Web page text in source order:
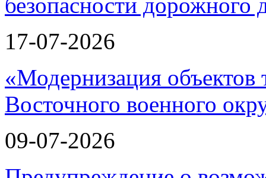
17-07-2026
«Модернизация объектов
Восточного военного
09-07-2026